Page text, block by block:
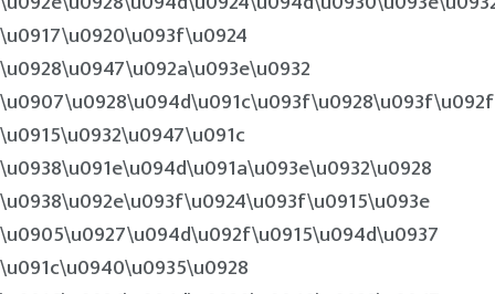
\u0917\u0920\u093f\u0924
\u0928\u0947\u092a\u093e\u0932
\u0915\u0932\u0947\u091c
\u0938\u091e\u094d\u091a\u093e\u0932\u0928
\u0938\u092e\u093f\u0924\u093f\u0915\u093e
\u0905\u0927\u094d\u092f\u0915\u094d\u0937
\u091c\u0940\u0935\u0928